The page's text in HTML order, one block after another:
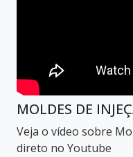
MOLDES DE
Veja o vídeo sobre
direto no Youtube